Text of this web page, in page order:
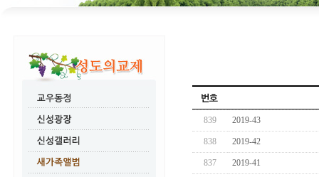
839 2019-43
838 2019-42
837 2019-41